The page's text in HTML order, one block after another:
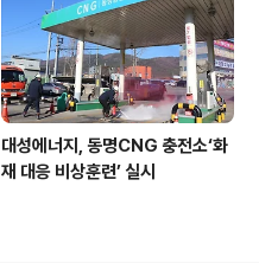
대성에너지, 동명CNG 충전소‘화
재 대응 비상훈련’ 실시